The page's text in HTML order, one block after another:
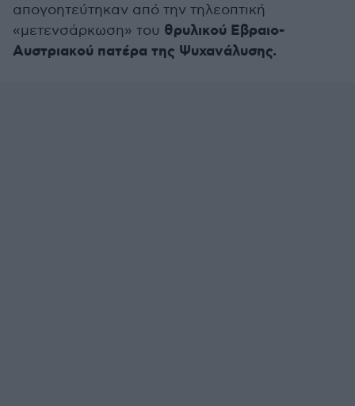
απογοητεύτηκαν από την τηλεοπτική
«μετενσάρκωση» του θρυλικού Εβραιο-
Αυστριακού πατέρα της Ψυχανάλυσης.